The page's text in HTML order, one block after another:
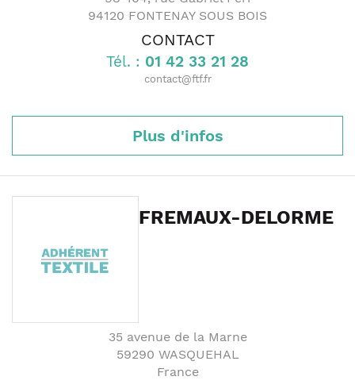
94120 FONTENAY SOUS BOIS
CONTACT
Tél. : 01 42 33 21 28
contact@ftf.fr
Plus d'infos
FREMAUX-DELORME
35 avenue de la Marne
59290 WASQUEHAL
France